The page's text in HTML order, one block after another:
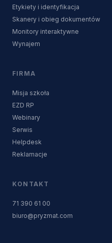
Etykiety i identyfikacja
Skanery i obieg dokumentów
Monitory interaktywne
Wynajem
FIRMA
Misja szkoła
EZD RP
Webinary
Serwis
Helpdesk
Reklamacje
KONTAKT
71 390 61 00
biuro@pryzmat.com